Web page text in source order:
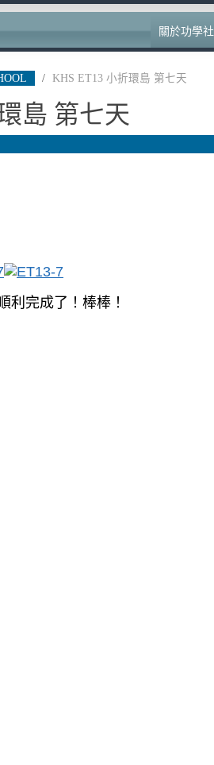
關於功學社
/ KHS ET13 小折環島 第七天
島 第七天
利完成了！棒棒！